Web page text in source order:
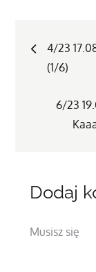
wpisu
4/23
(1/6)
6/23
Dodaj
Musisz się